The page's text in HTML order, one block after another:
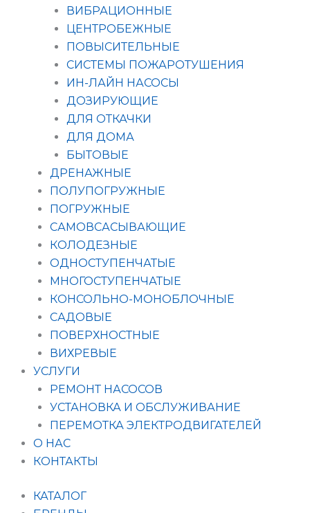
ВИБРАЦИОННЫЕ
ЦЕНТРОБЕЖНЫЕ
ПОВЫСИТЕЛЬНЫЕ
СИСТЕМЫ ПОЖАРОТУШЕНИЯ
ИН-ЛАЙН НАСОСЫ
ДОЗИРУЮЩИЕ
ДЛЯ ОТКАЧКИ
ДЛЯ ДОМА
БЫТОВЫЕ
ДРЕНАЖНЫЕ
ПОЛУПОГРУЖНЫЕ
ПОГРУЖНЫЕ
САМОВСАСЫВАЮЩИЕ
КОЛОДЕЗНЫЕ
ОДНОСТУПЕНЧАТЫЕ
МНОГОСТУПЕНЧАТЫЕ
КОНСОЛЬНО-МОНОБЛОЧНЫЕ
САДОВЫЕ
ПОВЕРХНОСТНЫЕ
ВИХРЕВЫЕ
УСЛУГИ
РЕМОНТ НАСОСОВ
УСТАНОВКА И ОБСЛУЖИВАНИЕ
ПЕРЕМОТКА ЭЛЕКТРОДВИГАТЕЛЕЙ
О НАС
КОНТАКТЫ
КАТАЛОГ